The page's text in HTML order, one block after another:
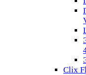
Clix